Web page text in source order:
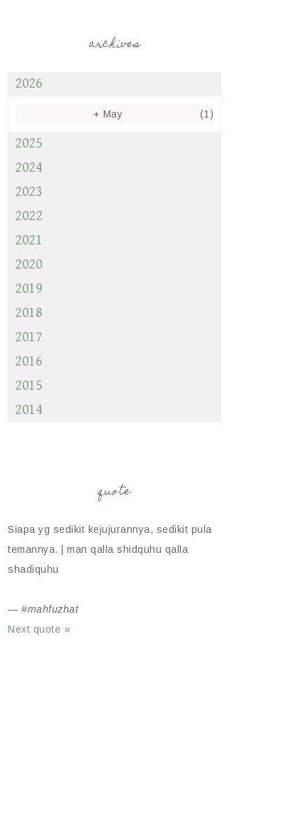
archives
2026
+ May (1)
2025
2024
2023
2022
2021
2020
2019
2018
2017
2016
2015
2014
quote
Siapa yg sedikit kejujurannya, sedikit pula
temannya. | man qalla shidquhu qalla
shadiquhu
— #mahfuzhat
Next quote »